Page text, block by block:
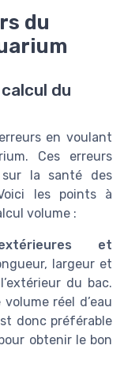
du
du
en voulant
Ces erreurs
sur la santé des
les points à
volume :
et
largeur et
du bac.
réel d’eau
donc préférable
obtenir le bon